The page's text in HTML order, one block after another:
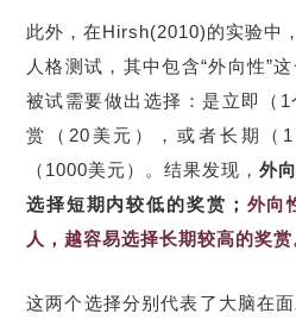
此外，在Hirsh(2010)的实验中
人格测试，其中包含“外向性”
被试需要做出选择：是立即（
赏（20美元），或者长期（
（1000美元）。结果发现， 外
选择短期内较低的奖赏； 外向
人，越容易选择长期较高的奖赏
这两个选择分别代表了大脑在